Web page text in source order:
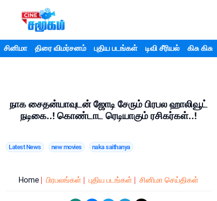
சினிமா திரை விமர்சனம் புதிய படங்கள் டிவி சீரியல் கிசு கிசு
நாக சைதன்யாவுடன் ஜோடி சேரும் பிரபல ஹாலிவூட்
நடிகை..! கொண்டாட ரெடியாகும் ரசிகர்கள்..!
Latest News new movies naka saithanya
Home பிரபலங்கள் புதிய படங்கள் சினிமா செய்திகள்